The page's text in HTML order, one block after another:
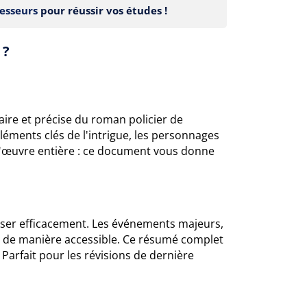
pour réussir vos études !
et précise du roman policier de
clés de l'intrigue, les personnages
entière : ce document vous donne
efficacement. Les événements majeurs,
manière accessible. Ce résumé complet
pour les révisions de dernière